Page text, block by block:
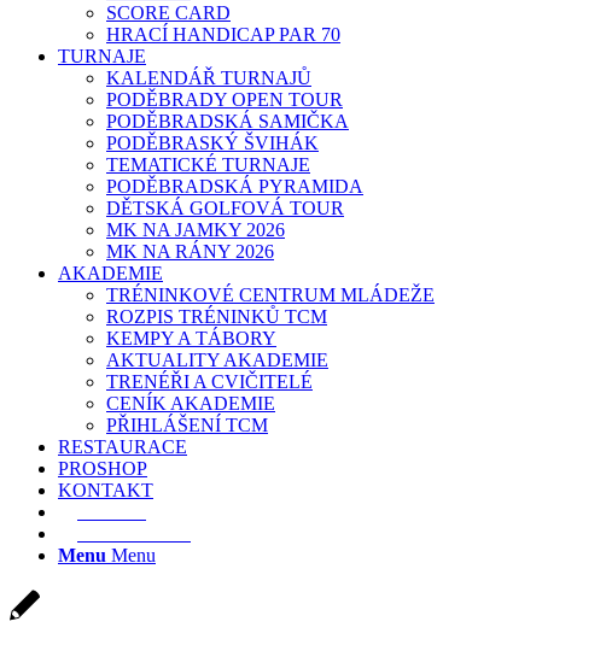
SCORE CARD
HRACÍ HANDICAP PAR 70
TURNAJE
KALENDÁŘ TURNAJŮ
PODĚBRADY OPEN TOUR
PODĚBRADSKÁ SAMIČKA
PODĚBRASKÝ ŠVIHÁK
TEMATICKÉ TURNAJE
PODĚBRADSKÁ PYRAMIDA
DĚTSKÁ GOLFOVÁ TOUR
MK NA JAMKY 2026
MK NA RÁNY 2026
AKADEMIE
TRÉNINKOVÉ CENTRUM MLÁDEŽE
ROZPIS TRÉNINKŮ TCM
KEMPY A TÁBORY
AKTUALITY AKADEMIE
TRENÉŘI A CVIČITELÉ
CENÍK AKADEMIE
PŘIHLÁŠENÍ TCM
RESTAURACE
PROSHOP
KONTAKT
Menu Menu